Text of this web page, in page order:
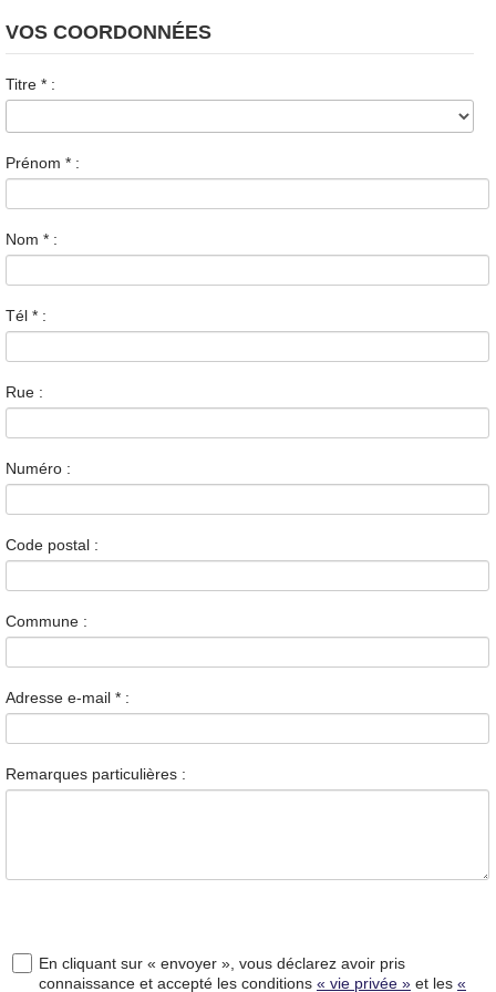
VOS COORDONNÉES
Titre * :
Prénom * :
Nom * :
Tél * :
Rue :
Numéro :
Code postal :
Commune :
Adresse e-mail * :
Remarques particulières :
En cliquant sur « envoyer », vous déclarez avoir pris
connaissance et accepté les conditions « vie privée » et les «